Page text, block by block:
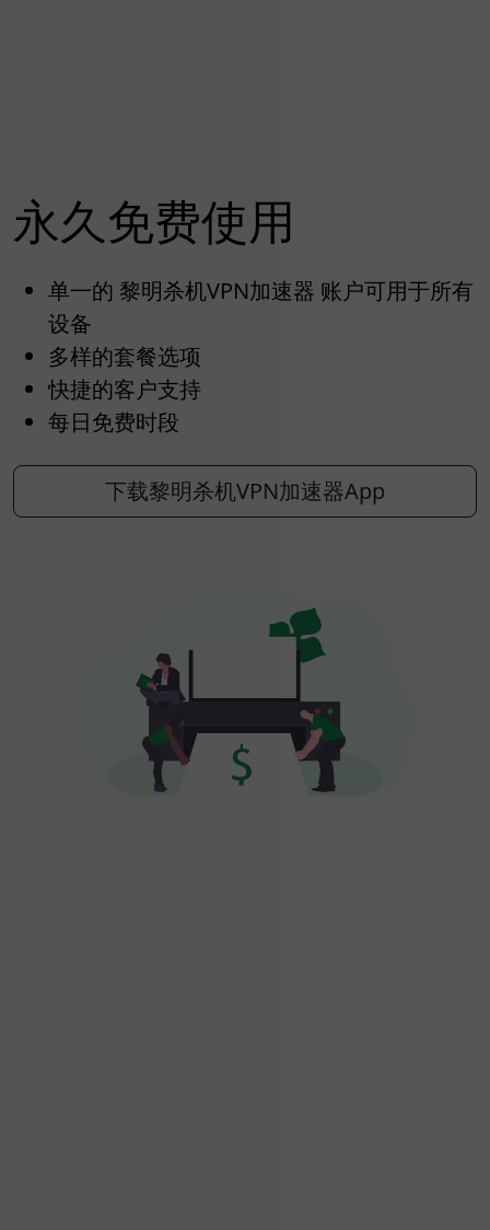
永久免费使用
单一的 黎明杀机VPN加速器 账户可用于所有
设备
多样的套餐选项
快捷的客户支持
每日免费时段
下载黎明杀机VPN加速器App